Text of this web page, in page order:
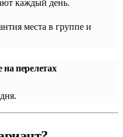
каждый день.
места в группе и
перелетах